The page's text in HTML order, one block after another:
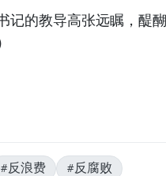
记的教导高张远瞩，醍
#反浪费 #反腐败